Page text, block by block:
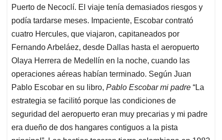
Puerto de Necoclí. El viaje tenía demasiados riesgos y
podía tardarse meses. Impaciente, Escobar contrató
cuatro Hercules, que viajaron, capitaneados por
Fernando Arbeláez, desde Dallas hasta el aeropuerto
Olaya Herrera de Medellín en la noche, cuando las
operaciones aéreas habían terminado. Según Juan
Pablo Escobar en su libro, Pablo Escobar mi padre “La
estrategia se facilitó porque las condiciones de
seguridad del aeropuerto eran muy precarias y mi padre
era dueño de dos hangares contiguos a la pista